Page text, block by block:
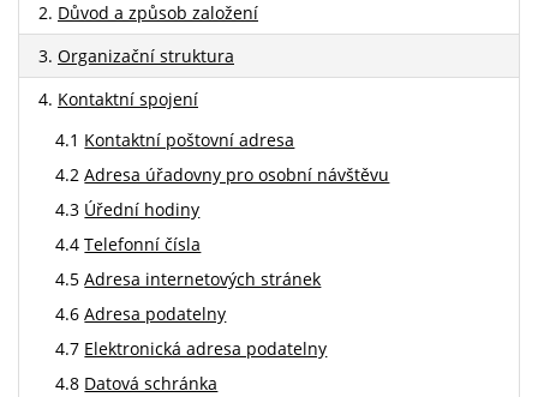
2. Důvod a způsob založení
3. Organizační struktura
4. Kontaktní spojení
4.1 Kontaktní poštovní adresa
4.2Adresa úřadovny pro osobní návštěvu
4.3 Úřední hodiny
4.4Telefonní čísla
4.5Adresa internetových stránek
4.6Adresa podatelny
4.7 Elektronická adresa podatelny
4.8 Datová schránka